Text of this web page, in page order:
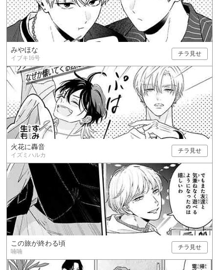
みやほな
イブキ16号
チラ見せ
火花に轟音
イズミハルカ
チラ見せ
この旅が終わる頃
喃喃
チラ見せ